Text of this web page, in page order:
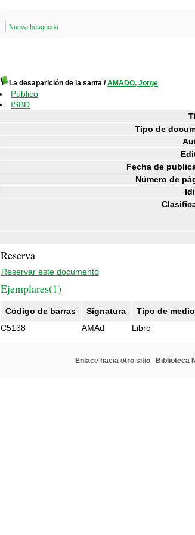
Nueva búsqueda
La desaparición de la santa /AMADO, Jorge
Público
ISBD
Tipo de
Fecha de
Número de
Reserva
Reservar este documento
Ejemplares(1)
Código de barras Signatura Tipo de medio
C5138
AMAd Libro
Enlace hacia otro sitio Biblioteca